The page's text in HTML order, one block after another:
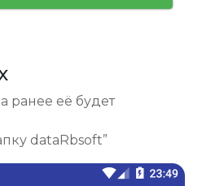
ранее её будет
dataRbsoft”